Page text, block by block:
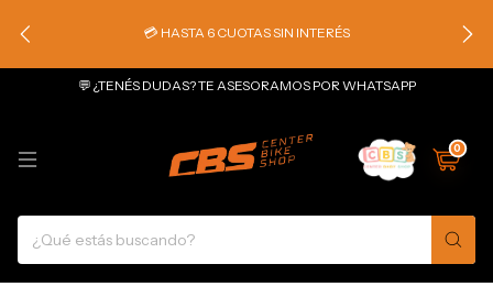
💳 HASTA 6 CUOTAS SIN INTERÉS
💬 ¿TENÉS DUDAS? TE ASESORAMOS POR WHATSAPP
0